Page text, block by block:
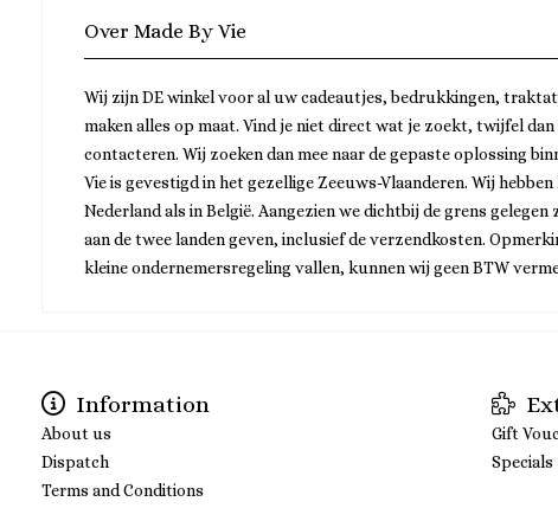
Over Made By Vie
Wij zijn DE winkel voor al uw cadeautjes, bedrukkingen,
maken alles op maat. Vind je niet direct wat je zoekt, twijfel
contacteren. Wij zoeken dan mee naar de gepaste oplossing
Vie is gevestigd in het gezellige Zeeuws-Vlaanderen. Wij
Nederland als in België. Aangezien we dichtbij de grens
aan de twee landen geven, inclusief de verzendkosten.
kleine ondernemersregeling vallen, kunnen wij geen BTW
Information
About us
Dispatch
Terms and Conditions
Gift
Specials